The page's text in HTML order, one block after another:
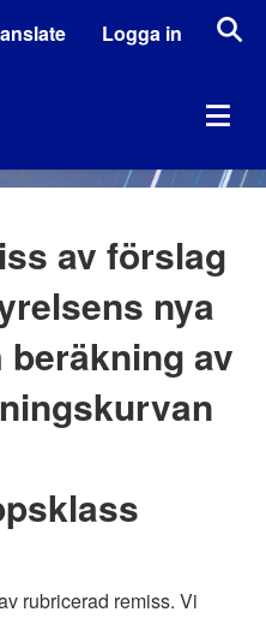
Logga in
av förslag
nya
av
rubricerad remiss. Vi